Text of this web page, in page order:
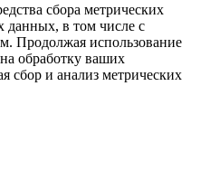
сбора метрических
данных, в том числе с
Продолжая использование
обработку ваших
сбор и анализ метрических